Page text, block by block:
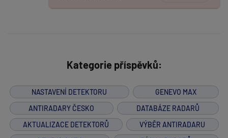
Kategorie příspěvků:
NASTAVENÍ DETEKTORU
GENEVO MAX
ANTIRADARY ČESKO
DATABÁZE RADARŮ
AKTUALIZACE DETEKTORŮ
VÝBĚR ANTIRADARU